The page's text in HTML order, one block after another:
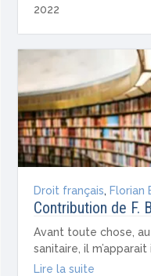
2022
Droit français, Florian
Contribution de F.
Avant toute chose,
sanitaire, il m’apparait
Lire la suite